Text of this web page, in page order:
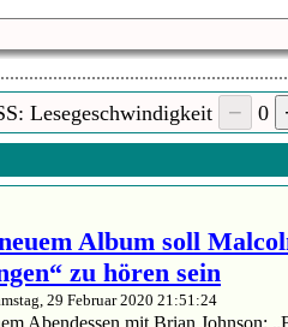
Lesegeschwindigkeit 0
Album soll
zu hören sein
29 Februar 2020 21:51:24
Abendessen mit Brian Johnson: